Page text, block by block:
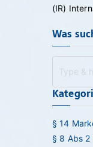
(IR)
Was
§ 14
§ 8 Abs 2